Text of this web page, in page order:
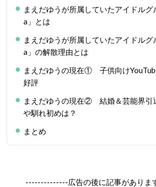
まえだゆうが所属していたアイドル
a」とは
まえだゆうが所属していたアイドル
a」の解散理由とは
まえだゆうの現在① 子供向け
好評
まえだゆうの現在② 結婚＆芸能界引
や馴れ初めは？
まとめ
--------------広告の後に記事があり